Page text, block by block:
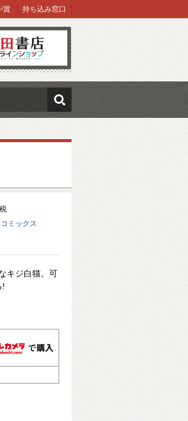
ョップ
賞 持ち込み窓口
検索
ミックス
キジ白猫。可
!